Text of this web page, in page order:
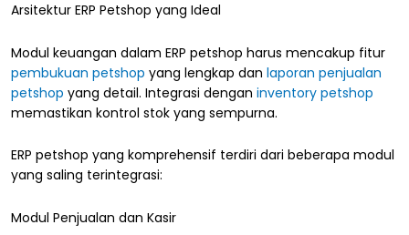
Arsitektur ERP Petshop yang Ideal
Modul keuangan dalam ERP petshop harus mencakup fitur
pembukuan petshop yang lengkap dan laporan penjualan
petshop yang detail. Integrasi dengan inventory petshop
memastikan kontrol stok yang sempurna.
ERP petshop yang komprehensif terdiri dari beberapa modul
yang saling terintegrasi:
Modul Penjualan dan Kasir